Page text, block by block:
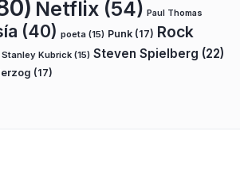
Netflix (54) Paul Thomas
(40) poeta (15) Punk (17) Rock
Stanley Kubrick (15) Steven Spielberg (22)
(17)